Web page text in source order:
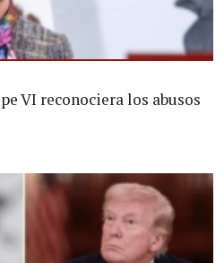
VI reconociera los abusos